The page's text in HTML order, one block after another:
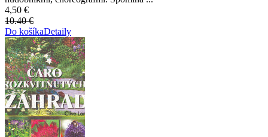
4,50 €
10.40 €
Do košíkaDetaily